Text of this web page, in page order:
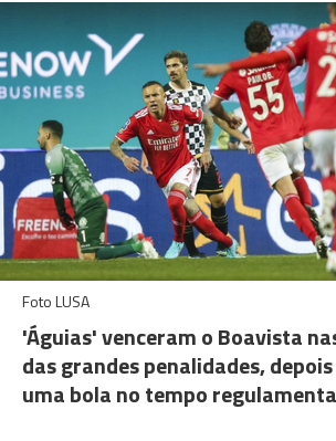
Foto LUSA
'Águias' venceram o Boavista
das grandes penalidades,
uma bola no tempo